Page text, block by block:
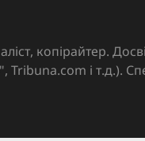
копірайтер.
і т.д.).